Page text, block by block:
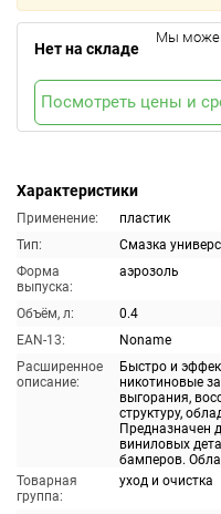
Характеристики
Применение:
пластик
Тип:
Смазка
Форма
выпуска:
аэрозоль
Объём, л:
0.4
EAN-13:
Noname
Расширенное
описание:
Быстро и
никотиновые
выгорания,
структуру,
Предназначен
виниловых
бамперов.
Товарная
группа:
уход и очистка
Нет на складе
Мы
Посмотреть цены и